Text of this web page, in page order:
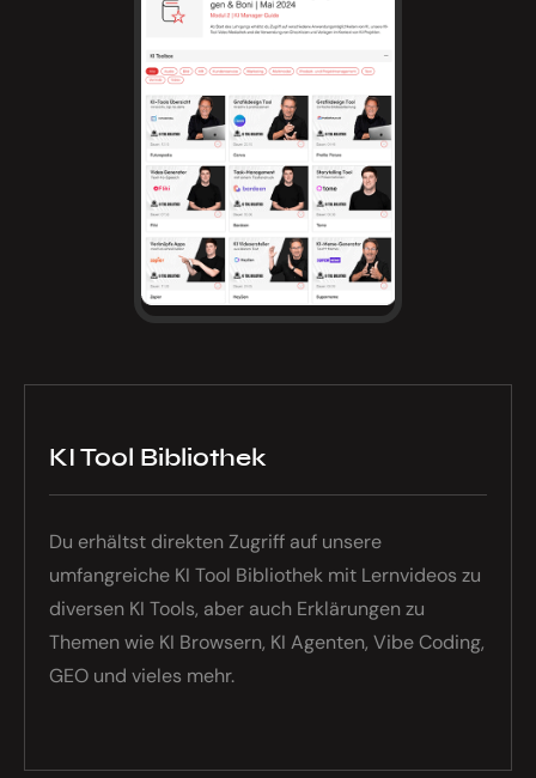
KI Tool Bibliothek
Du erhältst direkten Zugriff auf unsere
umfangreiche KI Tool Bibliothek mit Lernvideos zu
diversen KI Tools, aber auch Erklärungen zu
Themen wie KI Browsern, KI Agenten, Vibe Coding,
GEO und vieles mehr.